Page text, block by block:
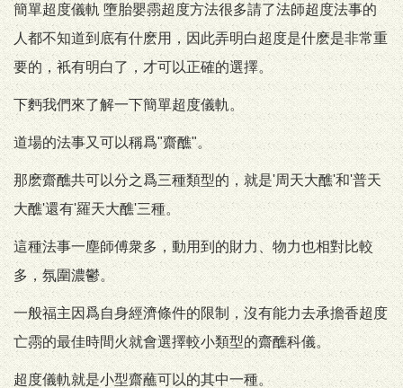
簡單超度儀軌 墮胎嬰霛超度方法很多請了法師超度法事的
人都不知道到底有什麽用，因此弄明白超度是什麽是非常重
要的，衹有明白了，才可以正確的選擇。
下麪我們來了解一下簡單超度儀軌。
道場的法事又可以稱爲"齋醮"。
那麽齋醮共可以分之爲三種類型的，就是'周天大醮'和'普天
大醮'還有'羅天大醮'三種。
這種法事一塵師傅衆多，動用到的財力、物力也相對比較
多，氛圍濃鬱。
一般福主因爲自身經濟條件的限制，沒有能力去承擔香超度
亡霛的最佳時間火就會選擇較小類型的齋醮科儀。
超度儀軌就是小型齋蘸可以的其中一種。